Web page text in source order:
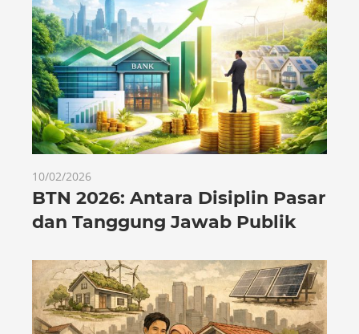
10/02/2026
BTN 2026: Antara Disiplin Pasar
dan Tanggung Jawab Publik